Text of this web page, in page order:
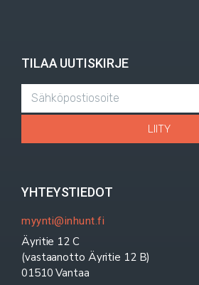
TILAA UUTISKIRJE
LIITY
YHTEYSTIEDOT
myynti@inhunt.fi
Äyritie 12 C
(vastaanotto Äyritie 12 B)
01510 Vantaa